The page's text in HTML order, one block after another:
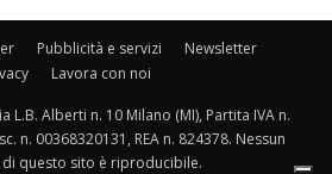
Pubblicità e servizi
Newsletter
Lavora con noi
L.B. Alberti n. 10 Milano (MI), Partita IVA n.
n. 00368320131, REA n. 824378. Nessun
questo sito è riproducibile.